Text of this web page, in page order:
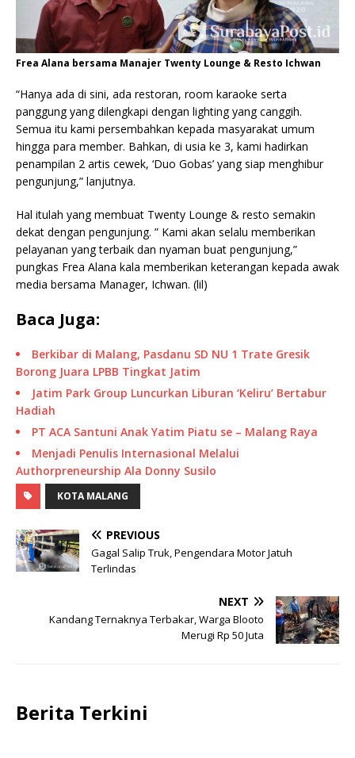
Frea Alana bersama Manajer Twenty Lounge & Resto Ichwan
“Hanya ada di sini, ada restoran, room karaoke serta
panggung yang dilengkapi dengan lighting yang canggih.
Semua itu kami persembahkan kepada masyarakat umum
hingga para member. Bahkan, di usia ke 3, kami hadirkan
penampilan 2 artis cewek, ‘Duo Gobas’ yang siap menghibur
pengunjung,” lanjutnya.
Hal itulah yang membuat Twenty Lounge & resto semakin
dekat dengan pengunjung. ” Kami akan selalu memberikan
pelayanan yang terbaik dan nyaman buat pengunjung,”
pungkas Frea Alana kala memberikan keterangan kepada awak
media bersama Manager, Ichwan. (lil)
Baca Juga:
Berkibar di Malang, Pasdanu SD NU 1 Trate Gresik
Borong Juara LPBB Tingkat Jatim
Jatim Park Group Luncurkan Liburan ‘Keliru’ Bertabur
Hadiah
PT ACA Santuni Anak Yatim Piatu se – Malang Raya
Menjadi Penulis Internasional Melalui
Authorpreneurship Ala Donny Susilo
KOTA MALANG
PREVIOUS
Gagal Salip Truk, Pengendara Motor Jatuh
Terlindas
NEXT
Kandang Ternaknya Terbakar, Warga Blooto
Merugi Rp 50 Juta
Berita Terkini